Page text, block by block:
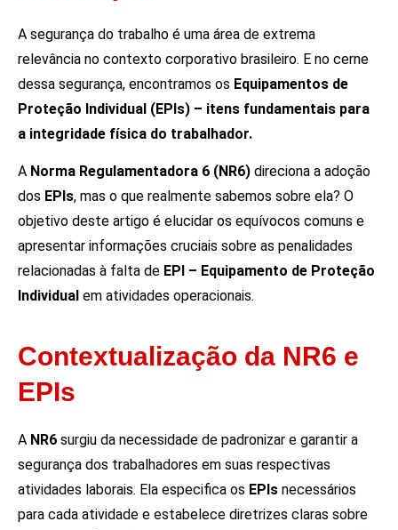
A segurança do trabalho é uma área de extrema
relevância no contexto corporativo brasileiro. E no cerne
dessa segurança, encontramos os Equipamentos de
Proteção Individual (EPIs) – itens fundamentais para
a integridade física do trabalhador.
A Norma Regulamentadora 6 (NR6) direciona a adoção
dos EPIs, mas o que realmente sabemos sobre ela? O
objetivo deste artigo é elucidar os equívocos comuns e
apresentar informações cruciais sobre as penalidades
relacionadas à falta de EPI – Equipamento de Proteção
Individual em atividades operacionais.
Contextualização da NR6 e
EPIs
A NR6 surgiu da necessidade de padronizar e garantir a
segurança dos trabalhadores em suas respectivas
atividades laborais. Ela especifica os EPIs necessários
para cada atividade e estabelece diretrizes claras sobre